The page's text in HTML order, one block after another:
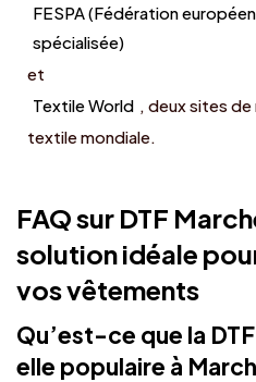
FESPA (Fédération
spécialisée)
et
Textile World , deux sites de
textile mondiale.
FAQ sur DTF
solution idéale
vos vêtements
Qu’est-ce que la
elle populaire à